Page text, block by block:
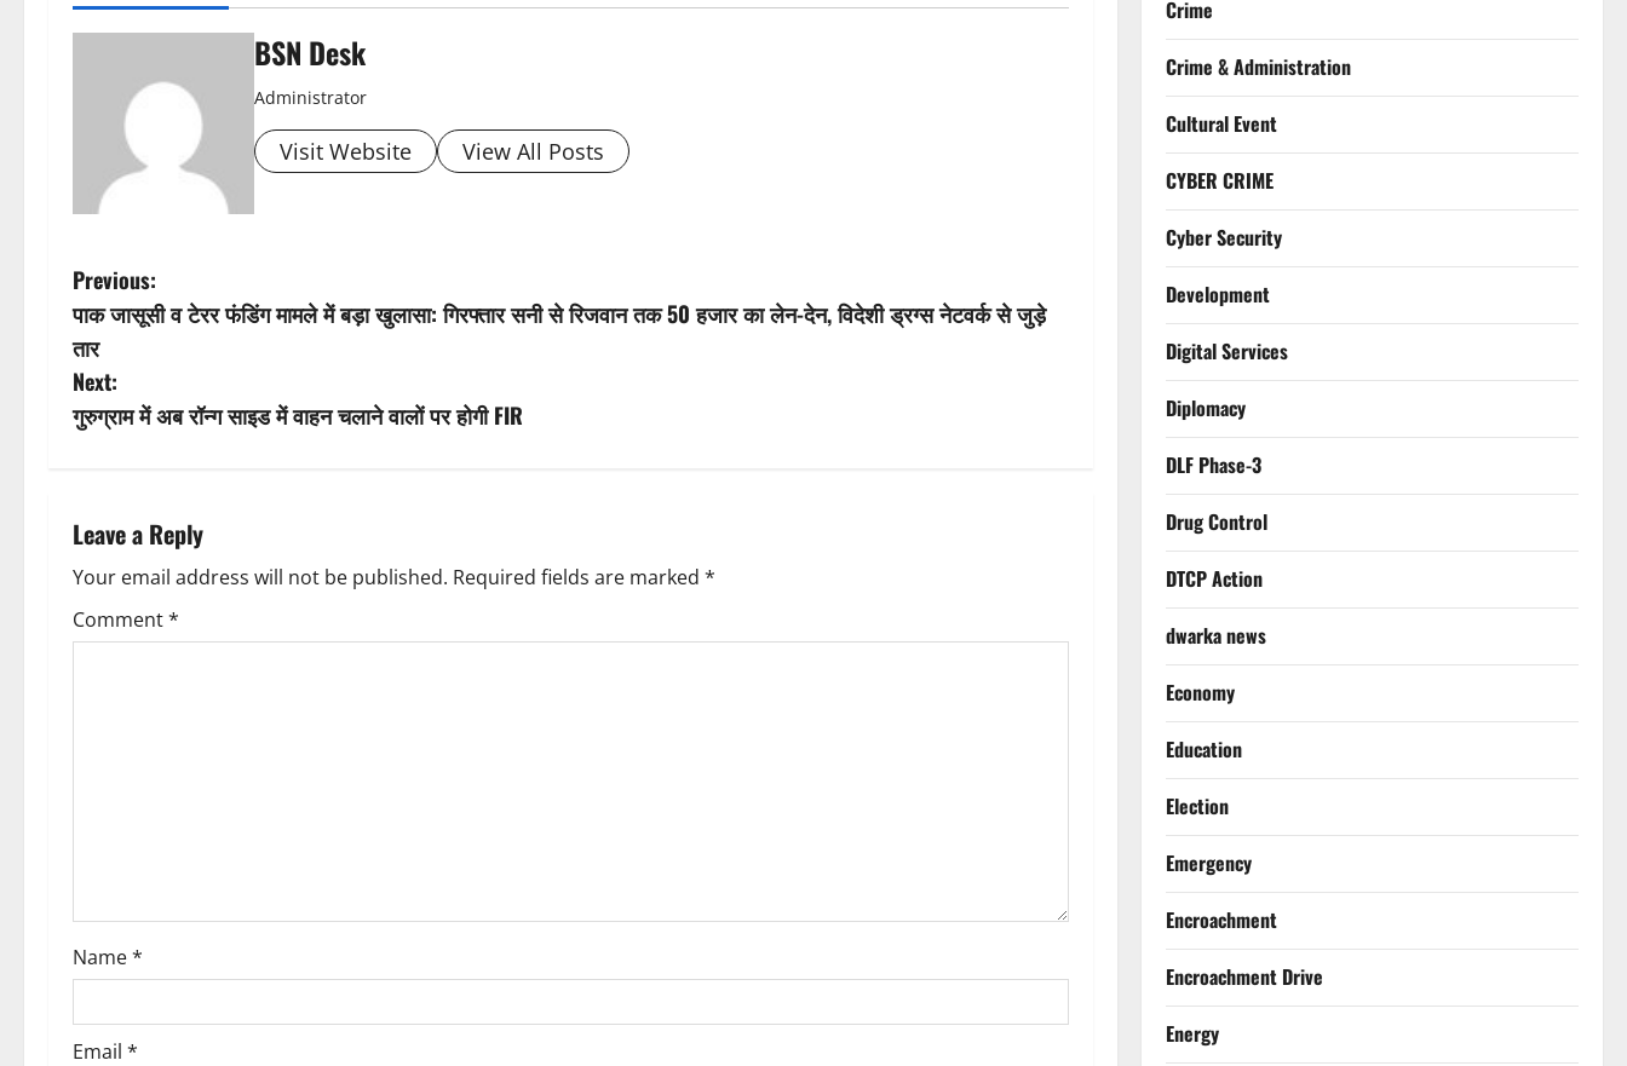
BSN Desk
Administrator
Visit Website View All Posts
P
o
s
t
a
v
i
n
Previous:
पाक जासूसी व टेरर फंडिंग मामले में बड़ा खुलासा: गिरफ्तार सनी से रिजवान तक 50 हजार का लेन-देन, विदेशी ड्रग्स नेटवर्क से जुड़े
तार
Next:
गुरुग्राम में अब रॉन्ग साइड में वाहन चलाने वालों पर होगी FIR
Leave a Reply
Your email address will not be published. Required fields are marked *
Comment*
Name*
Email *
Crime
Crime & Administration
Cultural Event
CYBER CRIME
Cyber Security
Development
Digital Services
Diplomacy
DLF Phase-3
Drug Control
DTCP Action
dwarka news
Economy
Education
Election
Emergency
Encroachment
Encroachment Drive
Energy